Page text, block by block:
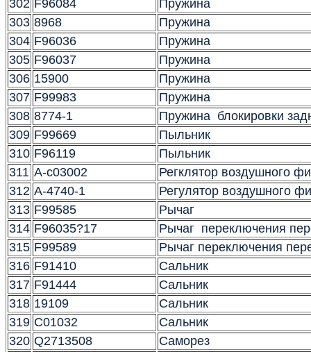
302 F96084
Пружина
303 8968
Пружина
304 F96036
Пружина
305 F96037
Пружина
306 15900
Пружина
307 F99983
Пружина
308 8774-1
Пружина блокировки
309 F99669
Пыльник
310 F96119
Пыльник
311 A-c03002
Регклятор воздушного
312 A-4740-1
Регулятор воздушного
313 F99585
Рычаг
314 F96035?17
Рычаг переключения
315 F99589
Рычаг переключения
316 F91410
Сальник
317 F91444
Сальник
318 19109
Сальник
319 C01032
Сальник
320 Q2713508
Саморез